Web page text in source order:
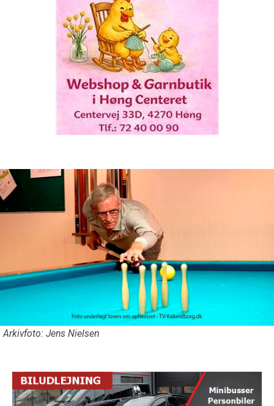
Arkivfoto: Jens Nielsen